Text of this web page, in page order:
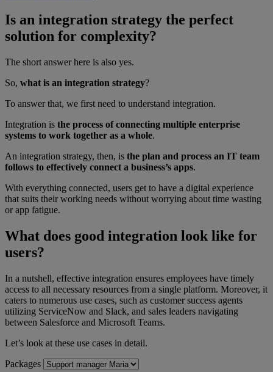
Is an integration strategy the perfect
solution for complexity?
The short answer here is also yes.
So, what is an integration strategy?
To answer that, we first need to understand integration.
Integration is the process of connecting multiple enterprise
systems to work together as a whole.
An integration strategy, then, is the plan and process an IT team
follows to effectively connect a business’s apps.
With everything connected, users get to have a digital experience
that suits their working needs without worrying about time wasting
or app fatigue.
What does good integration look like for
users?
In a nutshell, effective integration ensures employees have timely
access to all necessary resources from a single platform. Moreover, it
caters to numerous use cases, such as customer success agents
utilizing ServiceNow and Slack, and sales leaders navigating
between Salesforce and Microsoft Teams.
Let’s look at these use cases in detail.
Packages